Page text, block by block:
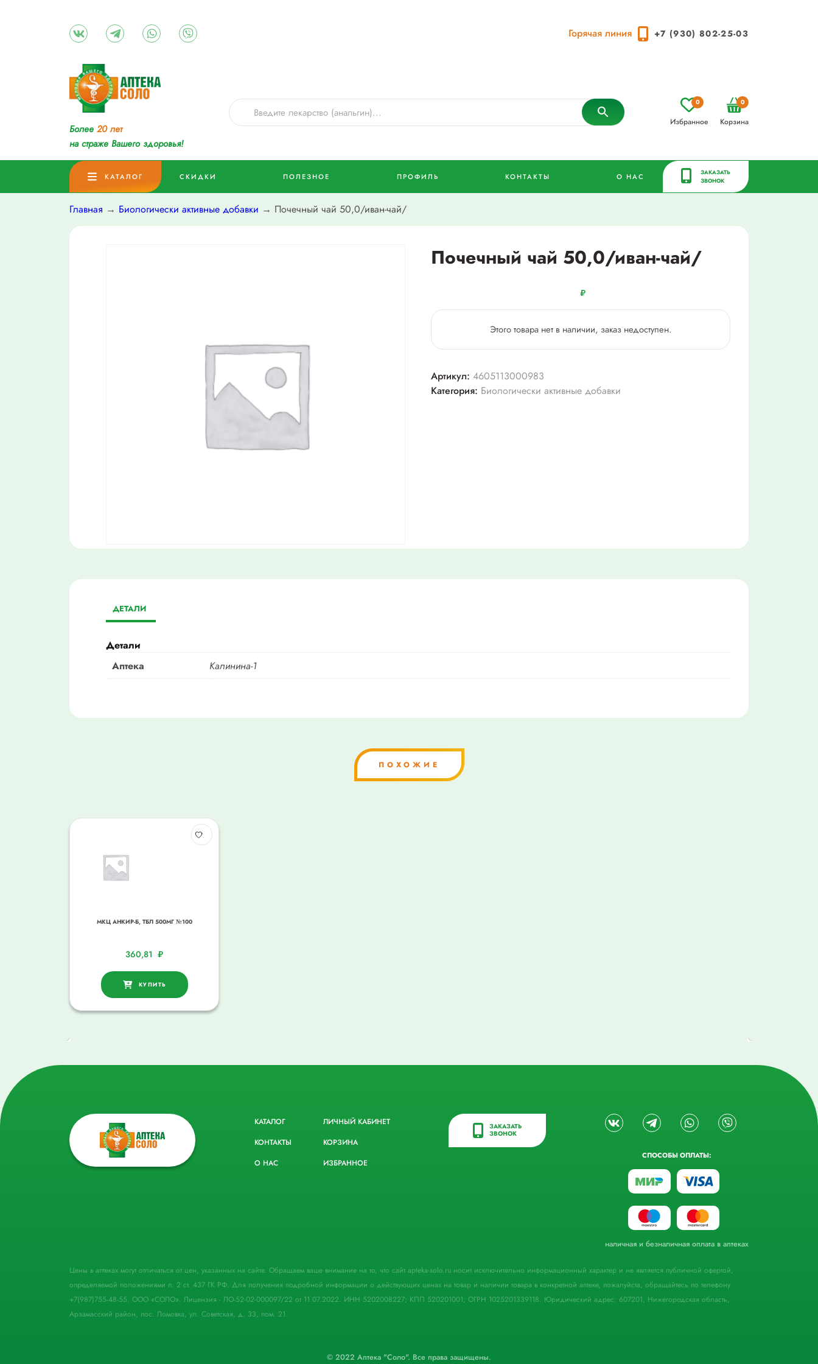
Горячая линия +7 (930) 802-25-03
Более 20 лет
на страже Вашего здоровья!
Избранное
0
Корзина
0
КАТАЛОГ СКИДКИ ПОЛЕЗНОЕ ПРОФИЛЬ КОНТАКТЫ О НАС
ЗАКАЗАТЬ
ЗВОНОК
Главная → Биологически активные добавки → Почечный чай 50,0/иван-чай/
Почечный чай 50,0/иван-чай/
₽
Этого товара нет в наличии, заказ недоступен.
Артикул: 4605113000983
Категория: Биологически активные добавки
ДЕТАЛИ
Детали
Аптека
Калинина-1
ПОХОЖИЕ
МКЦ АНКИР-Б, ТБЛ 500МГ №100
360,81₽
КУПИТЬ
КАТАЛОГ
КОНТАКТЫ
О НАС
ЛИЧНЫЙ КАБИНЕТ
КОРЗИНА
ИЗБРАННОЕ
ЗАКАЗАТЬ
ЗВОНОК
СПОСОБЫ ОПЛАТЫ:
наличная и безналичная оплата в аптеках
Цены в аптеках могут отличаться от цен, указанных на сайте. Обращаем ваше внимание на то, что сайт apteka-solo.ru носит исключительно информационный характер и не является публичной офертой,
определяемой положениями п. 2 ст. 437 ГК РФ. Для получения подробной информации о действующих ценах на товар и наличии товара в конкретной аптеке, пожалуйста, обращайтесь по телефону
+7(987)755-48-55. ООО «СОЛО». Лицензия - ЛО-52-02-000097/22 от 11.07.2022. ИНН 5202008227; КПП 520201001; ОГРН 1025201339118. Юридический адрес: 607201, Нижегородская область,
Арзамасский район, пос. Ломовка, ул. Советская, д. 33, пом. 21.
© 2022 Аптека "Соло". Все права защищены.